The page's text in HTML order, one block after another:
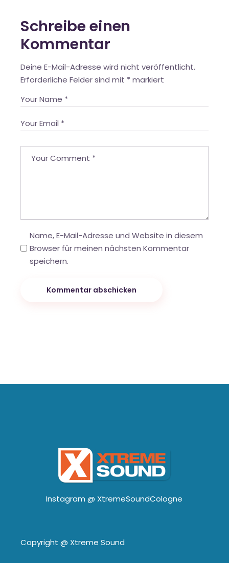
Schreibe einen
Kommentar
Deine E-Mail-Adresse wird nicht veröffentlicht.
Erforderliche Felder sind mit * markiert
Name, E-Mail-Adresse und Website in diesem
Browser für meinen nächsten Kommentar
speichern.
Kommentar abschicken
Instagram @ XtremeSoundCologne
Copyright @ Xtreme Sound